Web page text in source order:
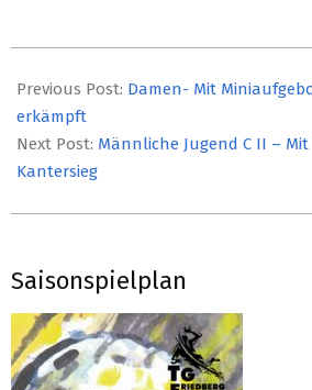
10-
29
Previous Post: Damen- Mit
erkämpft
Next Post: Männliche Jugend C II –
Kantersieg
Saisonspielplan